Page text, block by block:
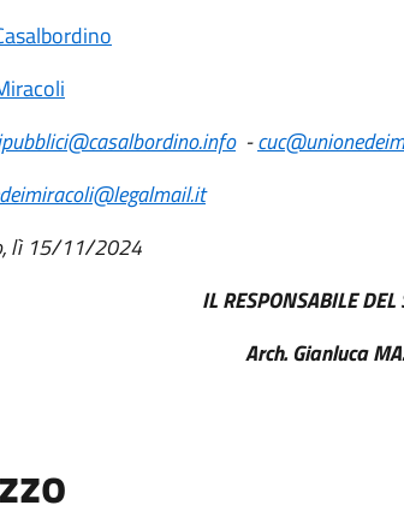
-
lì 15/11/2024
IL RESPONSABILE DEL
Arch. Gianluca